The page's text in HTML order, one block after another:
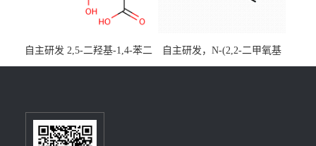
自主研发 2,5-二羟基-1,4-苯二
乙酸CAS号5488-16-4；公斤
百公斤级可供应
自主研发，N-(2,2-二甲氧基
乙基)丙烯酰胺CAS号49707-